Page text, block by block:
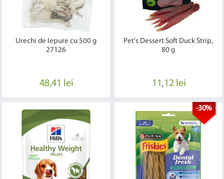
Urechi de Iepure cu 500 g
27126
48,41 lei
Pet's Dessert Soft Duck Strip,
80 g
11,12 lei
-30%